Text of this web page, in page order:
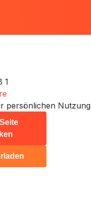
1
persönlichen Nutzung